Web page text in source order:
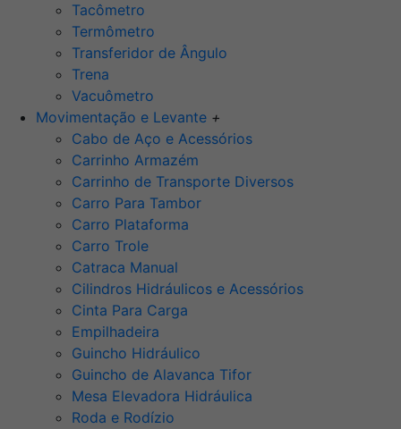
Tacômetro
Termômetro
Transferidor de Ângulo
Trena
Vacuômetro
Movimentação e Levante +
Cabo de Aço e Acessórios
Carrinho Armazém
Carrinho de Transporte Diversos
Carro Para Tambor
Carro Plataforma
Carro Trole
Catraca Manual
Cilindros Hidráulicos e Acessórios
Cinta Para Carga
Empilhadeira
Guincho Hidráulico
Guincho de Alavanca Tifor
Mesa Elevadora Hidráulica
Roda e Rodízio